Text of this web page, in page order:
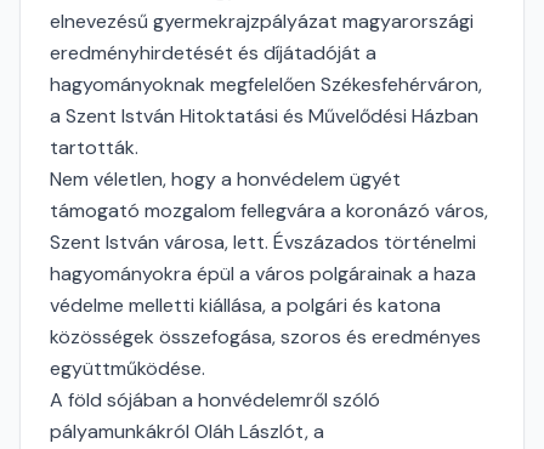
elnevezésű gyermekrajzpályázat magyarországi
eredményhirdetését és díjátadóját a
hagyományoknak megfelelően Székesfehérváron,
a Szent István Hitoktatási és Művelődési Házban
tartották.
Nem véletlen, hogy a honvédelem ügyét
támogató mozgalom fellegvára a koronázó város,
Szent István városa, lett. Évszázados történelmi
hagyományokra épül a város polgárainak a haza
védelme melletti kiállása, a polgári és katona
közösségek összefogása, szoros és eredményes
együttműködése.
A föld sójában a honvédelemről szóló
pályamunkákról Oláh Lászlót, a